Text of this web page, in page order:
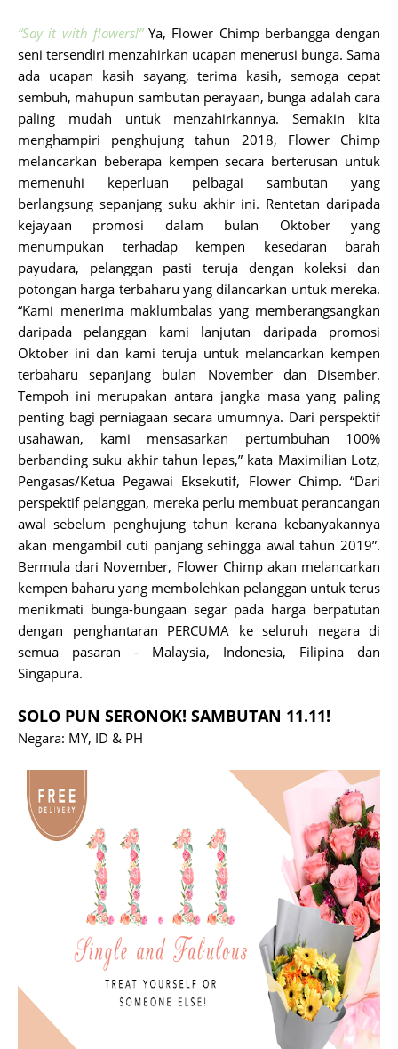
“Say it with flowers!”Ya, Flower Chimp berbangga dengan
seni tersendiri menzahirkan ucapan menerusi bunga. Sama
ada ucapan kasih sayang, terima kasih, semoga cepat
sembuh, mahupun sambutan perayaan, bunga adalah cara
paling mudah untuk menzahirkannya. Semakin kita
menghampiri penghujung tahun 2018, Flower Chimp
melancarkan beberapa kempen secara berterusan untuk
memenuhi keperluan pelbagai sambutan yang
berlangsung sepanjang suku akhir ini. Rentetan daripada
kejayaan promosi dalam bulan Oktober yang
menumpukan terhadap kempen kesedaran barah
payudara, pelanggan pasti teruja dengan koleksi dan
potongan harga terbaharu yang dilancarkan untuk mereka.
“Kami menerima maklumbalas yang memberangsangkan
daripada pelanggan kami lanjutan daripada promosi
Oktober ini dan kami teruja untuk melancarkan kempen
terbaharu sepanjang bulan November dan Disember.
Tempoh ini merupakan antara jangka masa yang paling
penting bagi perniagaan secara umumnya. Dari perspektif
usahawan, kami mensasarkan pertumbuhan 100%
berbanding suku akhir tahun lepas,” kata Maximilian Lotz,
Pengasas/Ketua Pegawai Eksekutif, Flower Chimp. “Dari
perspektif pelanggan, mereka perlu membuat perancangan
awal sebelum penghujung tahun kerana kebanyakannya
akan mengambil cuti panjang sehingga awal tahun 2019”.
Bermula dari November, Flower Chimp akan melancarkan
kempen baharu yang membolehkan pelanggan untuk terus
menikmati bunga-bungaan segar pada harga berpatutan
dengan penghantaran PERCUMA ke seluruh negara di
semua pasaran - Malaysia, Indonesia, Filipina dan
Singapura.
SOLO PUN SERONOK! SAMBUTAN 11.11!
Negara: MY, ID & PH